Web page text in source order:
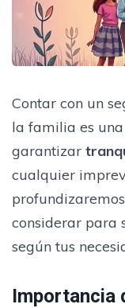
Contar con un
la familia es
garantizar
cualquier
considerar para
según tus
Importancia